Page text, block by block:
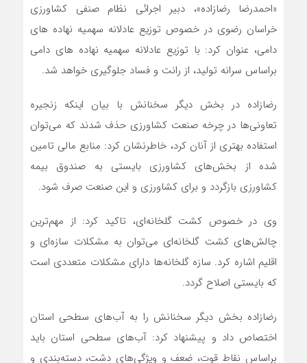
«احمدرضا رضازاده»، دبیر اجرائی نظام صنفی کشاورزی
خراسان رضوی در خصوص توزیع عادلانه سهمیه نهاده های
دامی، عنوان کرد: با توزیع عادلانه سهمیه نهاده های دامی
براساس سرانه تولید، از رانت و فساد جلوگیری خواهد شد.
رضازاده در بخش دیگر سخنانش با بیان اینکه زنجیره
تعاونی‌ها در چرخه صنعت کشاورزی حذف شدند که می‌توان
استفاده بهتری از آنان کرد، خاطرنشان کرد: منابع مالی تامین
شده از بخش‌های کشاورزی بایستی به صندوق بیمه
کشاورزی بازگردد و برای کشاورزی و این صنعت صرف شود.
وی در خصوص کشت گلخانه‌ای، تاکید کرد: از مهم‌ترین
چالش‌های کشت گلخانه‌ای می‌توان به مشکلات سازه‌ای و
اقلیم اشاره کرد. سازه گلخانه‌ها دارای مشکلات متعددی است
که بایستی اصلاح گردد.
رضا‌زاده بخش دیگر سخنانش را به آب‌های سطحی استان
اختصاص داد و پیشنهاد کرد: ‌آب‌های سطحی استان باید
براساس نقاط قوت، ضعف و ویژگی‌های دشت، دسته‌بندی و